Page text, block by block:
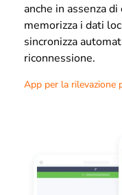
anche in assenza
memorizza i dati
sincronizza
riconnessione.
App per la rilevazione